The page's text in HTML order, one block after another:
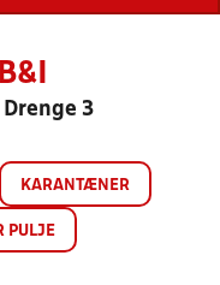
3
KARANTÆNER
PULJE